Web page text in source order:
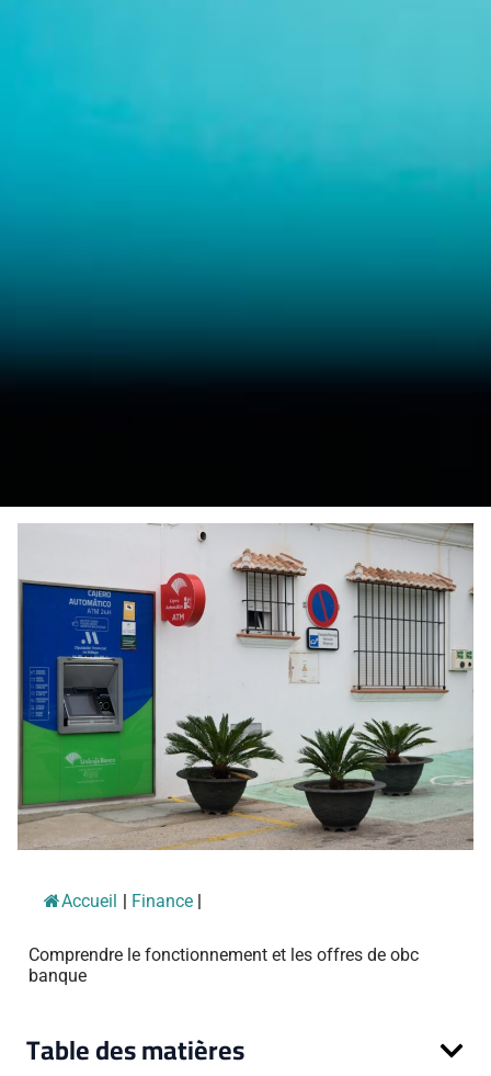
Accueil | Finance |
Comprendre le fonctionnement et les offres de obc
banque
Table des matières